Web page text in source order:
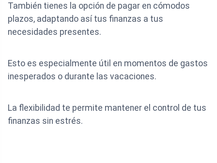
También tienes la opción de pagar en cómodos
plazos, adaptando así tus finanzas a tus
necesidades presentes.
Esto es especialmente útil en momentos de gastos
inesperados o durante las vacaciones.
La flexibilidad te permite mantener el control de tus
finanzas sin estrés.